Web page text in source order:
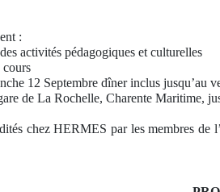
:
activités pédagogiques et culturelles
cours
12 Septembre dîner inclus jusqu’au
de La Rochelle, Charente Maritime,
chez HERMES par les membres